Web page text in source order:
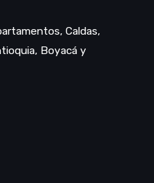
Caldas,
Boyacá y